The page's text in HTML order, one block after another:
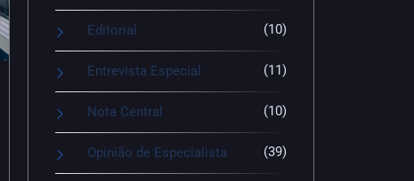
Editorial (10)
Entrevista Especial (11)
Nota Central (10)
Opinião de Especialista (39)